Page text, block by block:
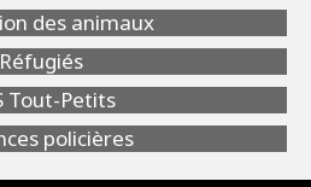
des animaux
Réfugiés
Tout-Petits
policières